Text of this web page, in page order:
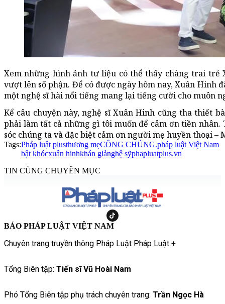
Xem những hình ảnh tư liệu có thể thấy chàng trai trẻ
vượt lên số phận. Để có được ngày hôm nay, Xuân
một nghệ sĩ hài nổi tiếng mang lại tiếng cười cho muôn
Kể câu chuyện này, nghệ sĩ Xuân Hinh cũng tha thiết
phải làm tất cả những gì tôi muốn để cảm ơn tiền
sóc chúng ta và đặc biệt cảm ơn người mẹ huyền thoại –
Tags:Pháp luật plusthương mẹCÔNG CHÚNG.pháp luật Việt Nam
bật khócxuân hinhkhán giảnghệ sỹphapluatplus.vn
TIN CÙNG CHUYÊN MỤC
BÁO PHÁP LUẬT VIỆT NAM
Chuyên trang truyền thông Pháp Luật Pháp Luật +
Tổng Biên tập: Tiến sĩ Vũ Hoài Nam
Phó Tổng Biên tập phụ trách chuyên trang: Trần Ngọc Hà